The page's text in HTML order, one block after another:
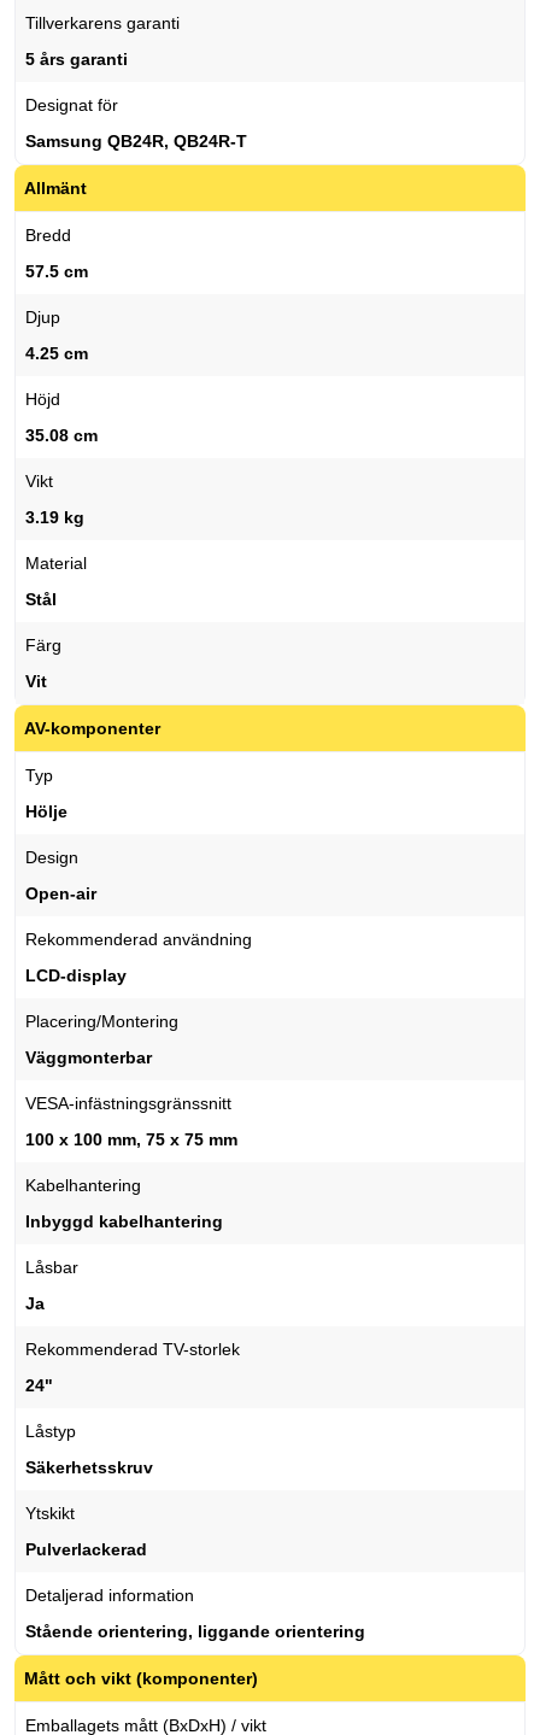
Tillverkarens garanti
5 års garanti
Designat för
Samsung QB24R, QB24R-T
Allmänt
Bredd
57.5 cm
Djup
4.25 cm
Höjd
35.08 cm
Vikt
3.19 kg
Material
Stål
Färg
Vit
AV-komponenter
Typ
Hölje
Design
Open-air
Rekommenderad användning
LCD-display
Placering/Montering
Väggmonterbar
VESA-infästningsgränssnitt
100 x 100 mm, 75 x 75 mm
Kabelhantering
Inbyggd kabelhantering
Låsbar
Ja
Rekommenderad TV-storlek
24"
Låstyp
Säkerhetsskruv
Ytskikt
Pulverlackerad
Detaljerad information
Stående orientering, liggande orientering
Mått och vikt (komponenter)
Emballagets mått (BxDxH) / vikt